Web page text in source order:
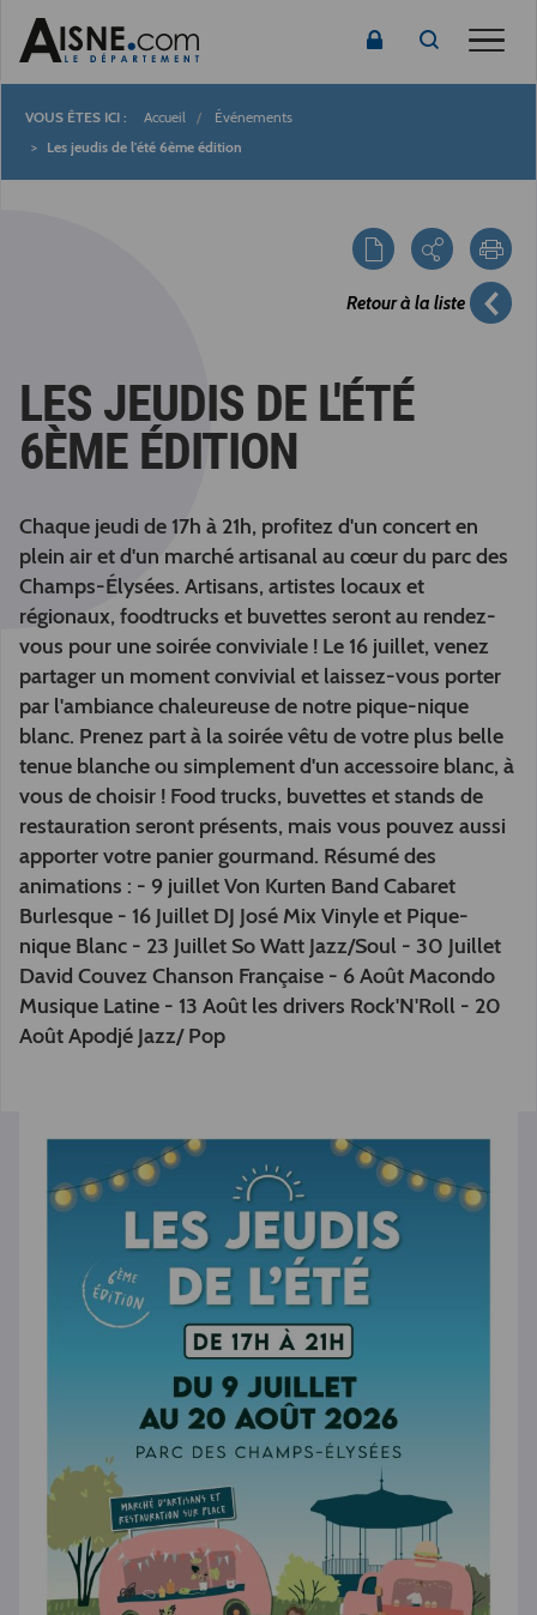
Fil
Accueil
Événements
Les jeudis de l'été 6ème édition
Retour à la liste
LES JEUDIS DE L'ÉTÉ
6ÈME ÉDITION
Chaque jeudi de 17h à 21h, profitez d'un concert en
plein air et d'un marché artisanal au cœur du parc des
Champs-Élysées. Artisans, artistes locaux et
régionaux, foodtrucks et buvettes seront au rendez-
vous pour une soirée conviviale ! Le 16 juillet, venez
partager un moment convivial et laissez-vous porter
par l'ambiance chaleureuse de notre pique-nique
blanc. Prenez part à la soirée vêtu de votre plus belle
tenue blanche ou simplement d'un accessoire blanc, à
vous de choisir ! Food trucks, buvettes et stands de
restauration seront présents, mais vous pouvez aussi
apporter votre panier gourmand. Résumé des
animations : - 9 juillet Von Kurten Band Cabaret
Burlesque - 16 Juillet DJ José Mix Vinyle et Pique-
nique Blanc - 23 Juillet So Watt Jazz/Soul - 30 Juillet
David Couvez Chanson Française - 6 Août Macondo
Musique Latine - 13 Août les drivers Rock'N'Roll - 20
Août Apodjé Jazz/ Pop